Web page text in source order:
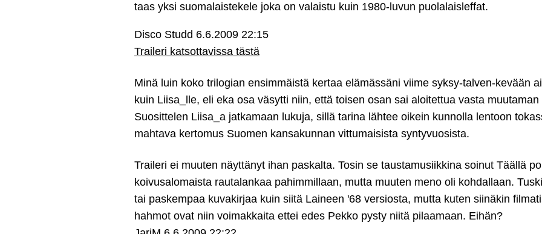
taas yksi suomalaistekele joka on valaistu kuin 1980-luvun puolalaisleffat.
Disco Studd 6.6.2009 22:15
Traileri katsottavissa tästä
Minä luin koko trilogian ensimmäistä kertaa elämässäni viime syksy-talven-kevään
kuin Liisa_lle, eli eka osa väsytti niin, että toisen osan sai aloitettua vasta
Suosittelen Liisa_a jatkamaan lukuja, sillä tarina lähtee oikein kunnolla lentoon
mahtava kertomus Suomen kansakunnan vittumaisista syntyvuosista.
Traileri ei muuten näyttänyt ihan paskalta. Tosin se taustamusiikkina soinut Täällä
koivusalomaista rautalankaa pahimmillaan, mutta muuten meno oli kohdallaan.
tai paskempaa kuvakirjaa kuin siitä Laineen '68 versiosta, mutta kuten siinäkin
hahmot ovat niin voimakkaita ettei edes Pekko pysty niitä pilaamaan. Eihän?